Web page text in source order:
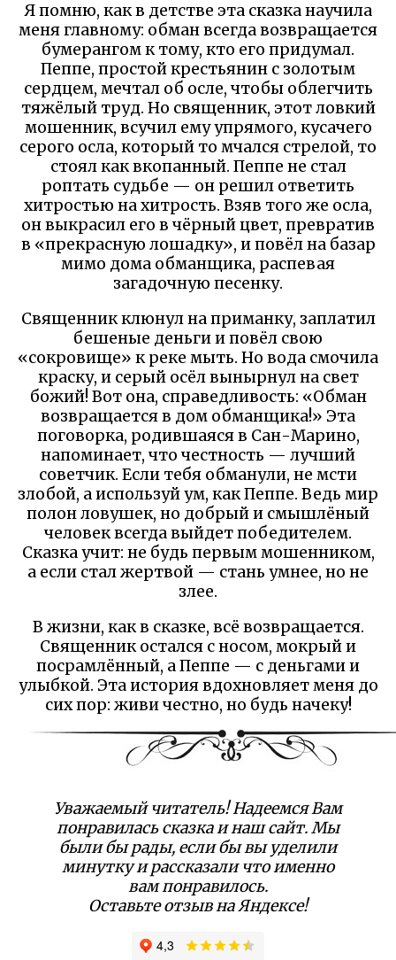
Я помню, как в детстве эта сказка научила
меня главному: обман всегда возвращается
бумерангом к тому, кто его придумал.
Пеппе, простой крестьянин с золотым
сердцем, мечтал об осле, чтобы облегчить
тяжёлый труд. Но священник, этот ловкий
мошенник, всучил ему упрямого, кусачего
серого осла, который то мчался стрелой, то
стоял как вкопанный. Пеппе не стал
роптать судьбе — он решил ответить
хитростью на хитрость. Взяв того же осла,
он выкрасил его в чёрный цвет, превратив
в «прекрасную лошадку», и повёл на базар
мимо дома обманщика, распевая
загадочную песенку.
Священник клюнул на приманку, заплатил
бешеные деньги и повёл свою
«сокровище» к реке мыть. Но вода смочила
краску, и серый осёл вынырнул на свет
божий! Вот она, справедливость: «Обман
возвращается в дом обманщика!» Эта
поговорка, родившаяся в Сан-Марино,
напоминает, что честность — лучший
советчик. Если тебя обманули, не мсти
злобой, а используй ум, как Пеппе. Ведь мир
полон ловушек, но добрый и смышлёный
человек всегда выйдет победителем.
Сказка учит: не будь первым мошенником,
а если стал жертвой — стань умнее, но не
злее.
В жизни, как в сказке, всё возвращается.
Священник остался с носом, мокрый и
посрамлённый, а Пеппе — с деньгами и
улыбкой. Эта история вдохновляет меня до
сих пор: живи честно, но будь начеку!
Уважаемый читатель! Надеемся Вам
понравилась сказка и наш сайт. Мы
были бы рады, если бы вы уделили
минутку и рассказали что именно
вам понравилось.
Оставьте отзыв на Яндексе!